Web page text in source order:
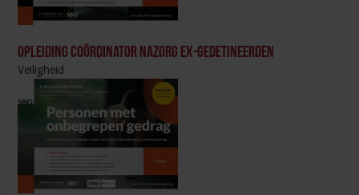
Opleiding Coördinator nazorg ex-gedetineerden
Veiligheid